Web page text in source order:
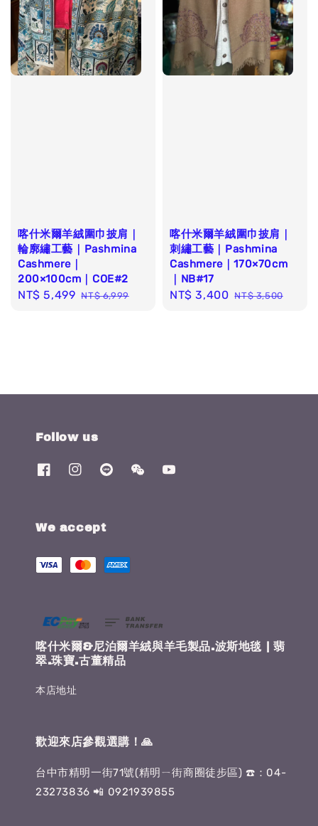
喀什米爾羊絨圍巾披肩｜
輪廓繡工藝｜Pashmina
Cashmere｜
200×100cm｜COE#2
Sale
NT$ 5,499 Regular
NT$ 6,999
喀什米爾羊絨圍巾披肩｜
刺繡工藝｜Pashmina
Cashmere｜170×70cm
｜NB#17
Sale
NT$ 3,400 Regular
NT$ 3,500
Follow us
We accept
喀什米爾&尼泊爾羊絨與羊毛製品.波斯地毯 | 翡
翠.珠寶.古董精品
本店地址
歡迎來店參觀選購！🙏
台中市精明一街71號(精明ㄧ街商圈徒步區) ☎️：04-
23273836 📲 0921939855